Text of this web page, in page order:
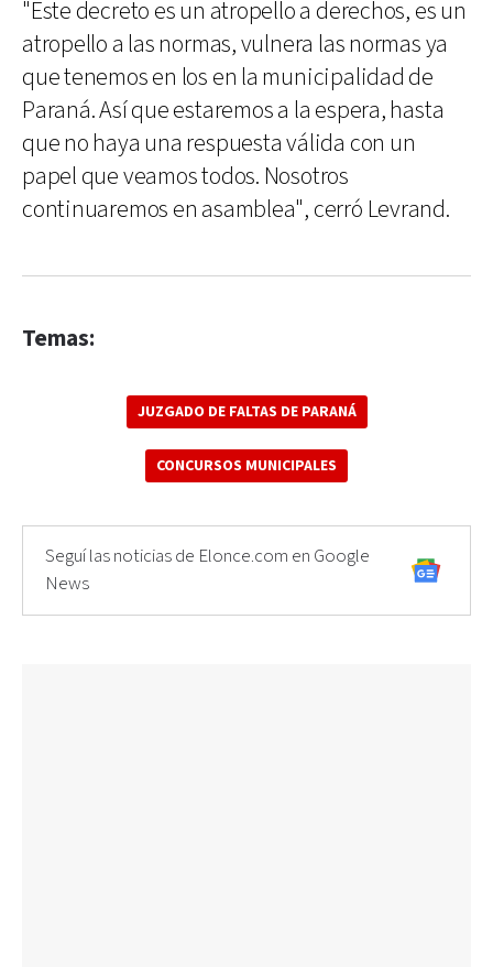
"Este decreto es un atropello a derechos, es un
atropello a las normas, vulnera las normas ya
que tenemos en los en la municipalidad de
Paraná. Así que estaremos a la espera, hasta
que no haya una respuesta válida con un
papel que veamos todos. Nosotros
continuaremos en asamblea", cerró Levrand.
Temas:
JUZGADO DE FALTAS DE PARANÁ
CONCURSOS MUNICIPALES
Seguí las noticias de Elonce.com en Google
News